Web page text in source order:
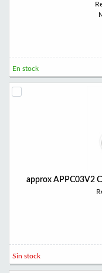
En stock
approx APPC03V2
Sin stock